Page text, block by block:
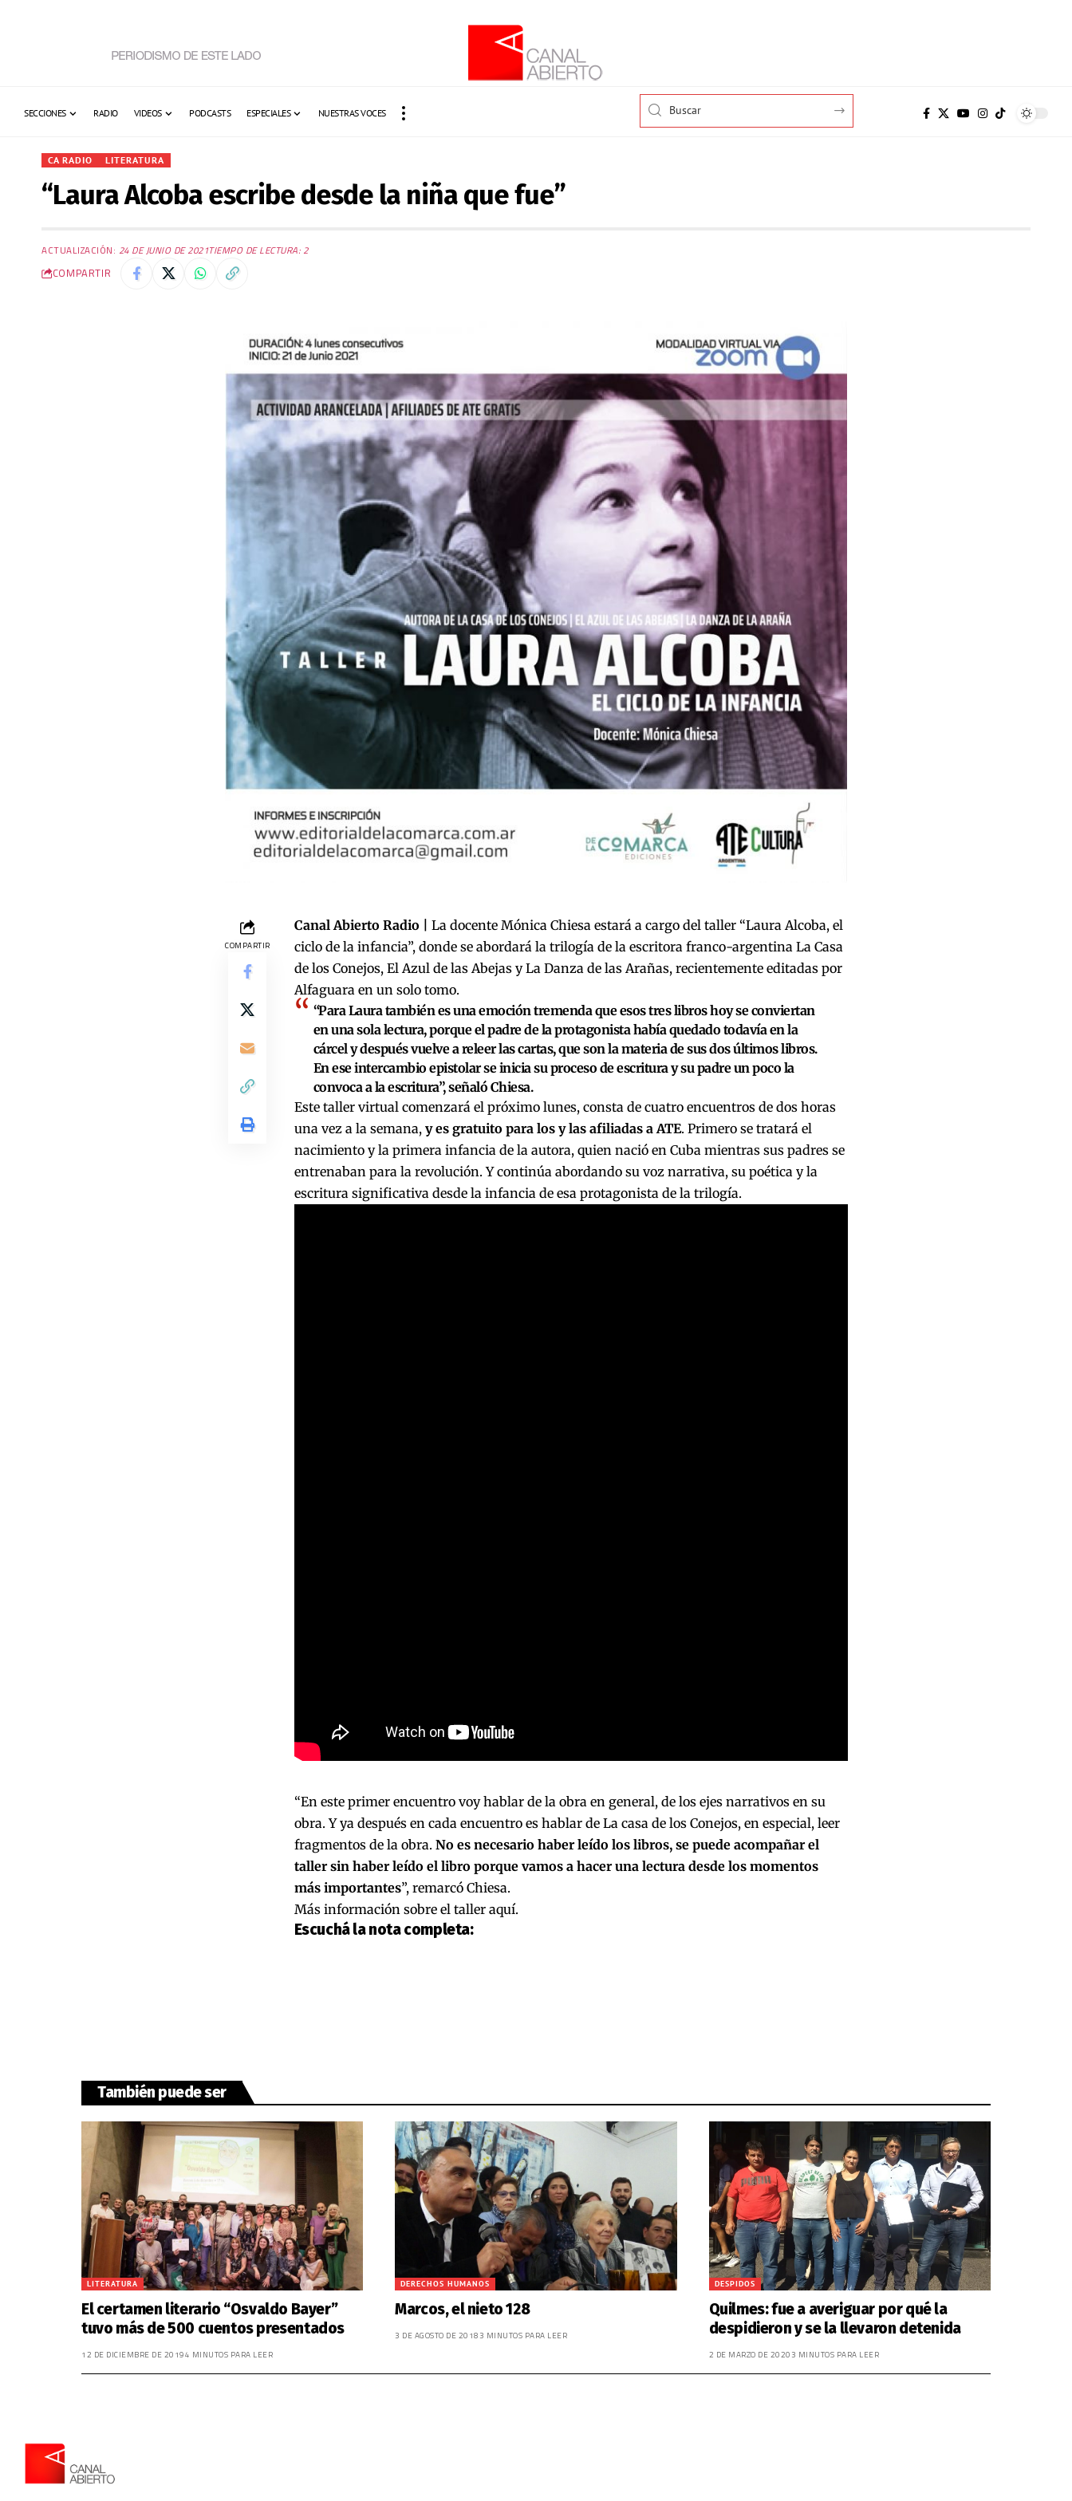
SECCIONES RADIO VIDEOS PODCASTS ESPECIALES NUESTRAS VOCES
CA RADIO LITERATURA
“Laura Alcoba escribe desde la niña que fue”
ACTUALIZACIÓN: 24 DE JUNIO DE 2021TIEMPO DE LECTURA: 2
COMPARTIR
COMPARTIR
Canal Abierto Radio | La docente Mónica Chiesa estará a cargo del taller “Laura Alcoba, el
ciclo de la infancia”, donde se abordará la trilogía de la escritora franco-argentina La Casa
de los Conejos, El Azul de las Abejas y La Danza de las Arañas, recientemente editadas por
Alfaguara en un solo tomo.
“Para Laura también es una emoción tremenda que esos tres libros hoy se conviertan
en una sola lectura, porque el padre de la protagonista había quedado todavía en la
cárcel y después vuelve a releer las cartas, que son la materia de sus dos últimos libros.
En ese intercambio epistolar se inicia su proceso de escritura y su padre un poco la
convoca a la escritura”, señaló Chiesa.
Este taller virtual comenzará el próximo lunes, consta de cuatro encuentros de dos horas
una vez a la semana, y es gratuito para los y las afiliadas a ATE. Primero se tratará el
nacimiento y la primera infancia de la autora, quien nació en Cuba mientras sus padres se
entrenaban para la revolución. Y continúa abordando su voz narrativa, su poética y la
escritura significativa desde la infancia de esa protagonista de la trilogía.
“En este primer encuentro voy hablar de la obra en general, de los ejes narrativos en su
obra. Y ya después en cada encuentro es hablar de La casa de los Conejos, en especial, leer
fragmentos de la obra. No es necesario haber leído los libros, se puede acompañar el
taller sin haber leído el libro porque vamos a hacer una lectura desde los momentos
más importantes”, remarcó Chiesa.
Más información sobre el taller aquí.
Escuchá la nota completa:
También puede ser
LITERATURA
El certamen literario “Osvaldo Bayer”
tuvo más de 500 cuentos presentados
12 DE DICIEMBRE DE 20194 MINUTOS PARA LEER
DERECHOS HUMANOS
Marcos, el nieto 128
3 DE AGOSTO DE 2018 3 MINUTOS PARA LEER
DESPIDOS
Quilmes: fue a averiguar por qué la
despidieron y se la llevaron detenida
2 DE MARZO DE 2020 3 MINUTOS PARA LEER